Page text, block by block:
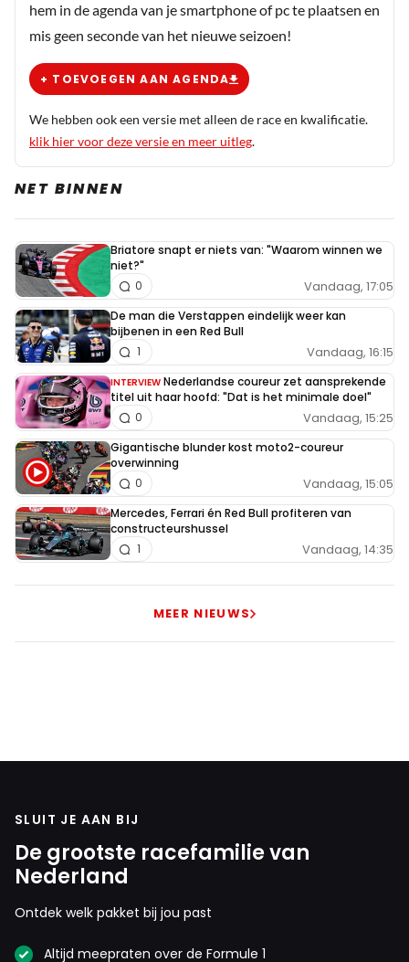
hem in de agenda van je smartphone of pc te plaatsen en
mis geen seconde van het nieuwe seizoen!
+ TOEVOEGEN AAN AGENDA
We hebben ook een versie met alleen de race en kwalificatie.
klik hier voor deze versie en meer uitleg.
NET BINNEN
Briatore snapt er niets van: "Waarom winnen we
niet?"
Vandaag, 17:05
0
De man die Verstappen eindelijk weer kan
bijbenen in een Red Bull
Vandaag, 16:15
1
INTERVIEW Nederlandse coureur zet aansprekende
titel uit haar hoofd: "Dat is het minimale doel"
Vandaag, 15:25
0
Gigantische blunder kost moto2-coureur
overwinning
Vandaag, 15:05
0
Mercedes, Ferrari én Red Bull profiteren van
constructeurshussel
Vandaag, 14:35
1
MEER NIEUWS
SLUIT JE AAN BIJ
De grootste racefamilie van
Nederland
Ontdek welk pakket bij jou past
Altijd meepraten over de Formule 1